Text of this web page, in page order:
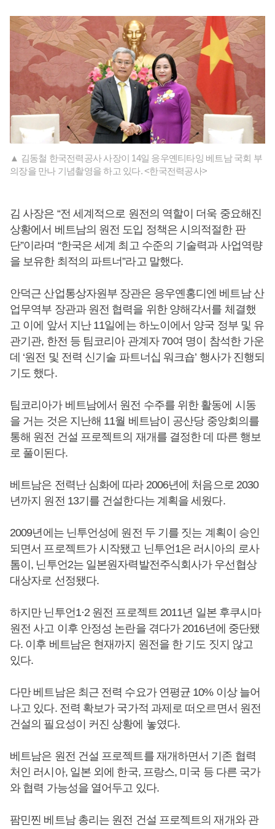
▲ 김동철 한국전력공사 사장이 14일 응우옌티타잉 베트남 국회 부
의장을 만나 기념촬영을 하고 있다. <한국전력공사>
김 사장은 “전 세계적으로 원전의 역할이 더욱 중요해진
상황에서 베트남의 원전 도입 정책은 시의적절한 판
단”이라며 “한국은 세계 최고 수준의 기술력과 사업역량
을 보유한 최적의 파트너”라고 말했다.
안덕근 산업통상자원부 장관은 응우옌홍디엔 베트남 산
업무역부 장관과 원전 협력을 위한 양해각서를 체결했
고 이에 앞서 지난 11일에는 하노이에서 양국 정부 및 유
관기관, 한전 등 팀코리아 관계자 70여 명이 참석한 가운
데 ‘원전 및 전력 신기술 파트너십 워크숍’ 행사가 진행되
기도 했다.
팀코리아가 베트남에서 원전 수주를 위한 활동에 시동
을 거는 것은 지난해 11월 베트남이 공산당 중앙회의를
통해 원전 건설 프로젝트의 재개를 결정한 데 따른 행보
로 풀이된다.
베트남은 전력난 심화에 따라 2006년에 처음으로 2030
년까지 원전 13기를 건설한다는 계획을 세웠다.
2009년에는 닌투언성에 원전 두 기를 짓는 계획이 승인
되면서 프로젝트가 시작됐고 닌투언1은 러시아의 로사
톰이, 닌투언2는 일본원자력발전주식회사가 우선협상
대상자로 선정됐다.
하지만 닌투언1·2 원전 프로젝트 2011년 일본 후쿠시마
원전 사고 이후 안정성 논란을 겪다가 2016년에 중단됐
다. 이후 베트남은 현재까지 원전을 한 기도 짓지 않고
있다.
다만 베트남은 최근 전력 수요가 연평균 10% 이상 늘어
나고 있다. 전력 확보가 국가적 과제로 떠오르면서 원전
건설의 필요성이 커진 상황에 놓였다.
베트남은 원전 건설 프로젝트를 재개하면서 기존 협력
처인 러시아, 일본 외에 한국, 프랑스, 미국 등 다른 국가
와 협력 가능성을 열어두고 있다.
팜민찐 베트남 총리는 원전 건설 프로젝트의 재개와 관